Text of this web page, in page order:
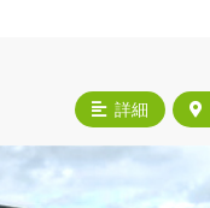
詳細